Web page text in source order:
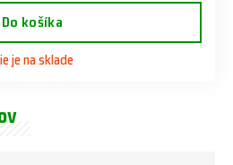
Do košíka
je na sklade